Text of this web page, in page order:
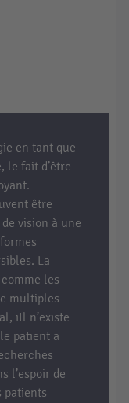
en tant que
le fait d’être
être
vision à une
La
les
multiples
iIl n’existe
patient a
l’espoir de
patients